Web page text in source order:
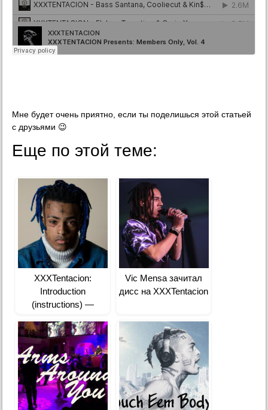
Мне будет очень приятно, если ты поделишься этой статьей
с друзьями 😉
Еще по этой теме:
XXXTentacion:
Introduction
(instructions) —
Vic Mensa зачитал
дисс на XXXTentacion